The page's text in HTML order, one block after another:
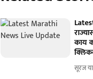
काय
सूरज